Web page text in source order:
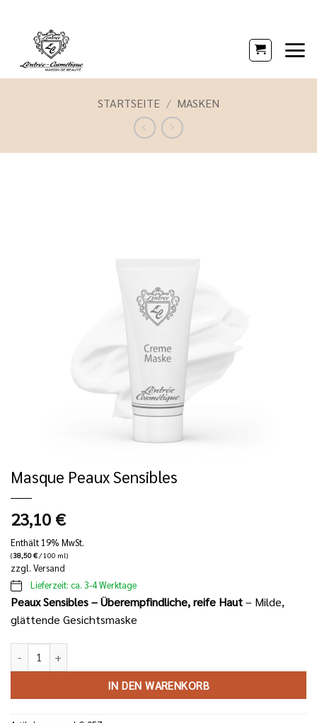
springen
STARTSEITE / MASKEN
Masque Peaux Sensibles
23,10 €
Enthält 19% MwSt.
(38,50€/ 100 ml)
zzgl. Versand
Lieferzeit: ca. 3-4 Werktage
Peaux Sensibles – Überempfindliche, reife Haut– Milde,
glättende Gesichtsmaske
IN DEN WARENKORB